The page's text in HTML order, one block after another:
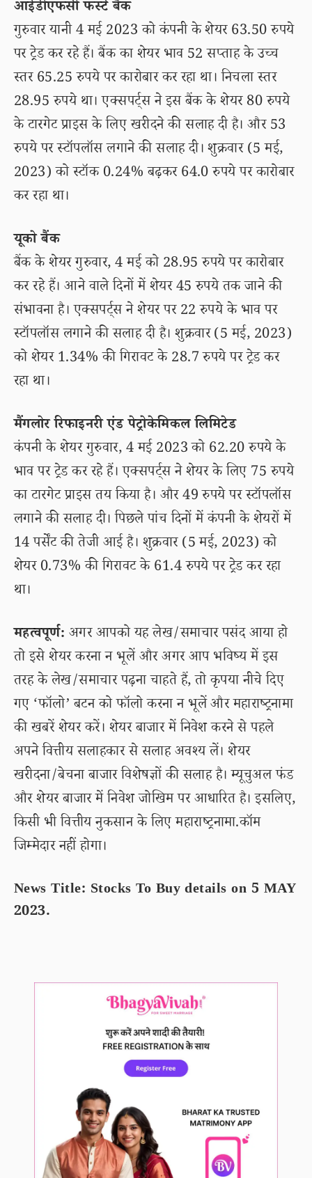
आईडीएफसी फर्स्ट बैंक
गुरुवार यानी 4 मई 2023 को कंपनी के शेयर 63.50 रुपये
पर ट्रेड कर रहे हैं। बैंक का शेयर भाव 52 सप्ताह के उच्च
स्तर 65.25 रुपये पर कारोबार कर रहा था। निचला स्तर
28.95 रुपये था। एक्सपर्ट्स ने इस बैंक के शेयर 80 रुपये
के टारगेट प्राइस के लिए खरीदने की सलाह दी है। और 53
रुपये पर स्टॉपलॉस लगाने की सलाह दी। शुक्रवार (5 मई,
2023) को स्टॉक 0.24% बढ़कर 64.0 रुपये पर कारोबार
कर रहा था।
यूको बैंक
बैंक के शेयर गुरुवार, 4 मई को 28.95 रुपये पर कारोबार
कर रहे हैं। आने वाले दिनों में शेयर 45 रुपये तक जाने की
संभावना है। एक्सपर्ट्स ने शेयर पर 22 रुपये के भाव पर
स्टॉपलॉस लगाने की सलाह दी है। शुक्रवार (5 मई, 2023)
को शेयर 1.34% की गिरावट के 28.7 रुपये पर ट्रेड कर
रहा था।
मैंगलोर रिफाइनरी एंड पेट्रोकेमिकल लिमिटेड
कंपनी के शेयर गुरुवार, 4 मई 2023 को 62.20 रुपये के
भाव पर ट्रेड कर रहे हैं। एक्सपर्ट्स ने शेयर के लिए 75 रुपये
का टारगेट प्राइस तय किया है। और 49 रुपये पर स्टॉपलॉस
लगाने की सलाह दी। पिछले पांच दिनों में कंपनी के शेयरों में
14 पर्सेंट की तेजी आई है। शुक्रवार (5 मई, 2023) को
शेयर 0.73% की गिरावट के 61.4 रुपये पर ट्रेड कर रहा
था।
महत्वपूर्ण: अगर आपको यह लेख/समाचार पसंद आया हो
तो इसे शेयर करना न भूलें और अगर आप भविष्य में इस
तरह के लेख/समाचार पढ़ना चाहते हैं, तो कृपया नीचे दिए
गए ‘फॉलो’ बटन को फॉलो करना न भूलें और महाराष्ट्रनामा
की खबरें शेयर करें। शेयर बाजार में निवेश करने से पहले
अपने वित्तीय सलाहकार से सलाह अवश्य लें। शेयर
खरीदना/बेचना बाजार विशेषज्ञों की सलाह है। म्यूचुअल फंड
और शेयर बाजार में निवेश जोखिम पर आधारित है। इसलिए,
किसी भी वित्तीय नुकसान के लिए महाराष्ट्रनामा.कॉम
जिम्मेदार नहीं होगा।
News Title: Stocks To Buy details on 5 MAY
2023.